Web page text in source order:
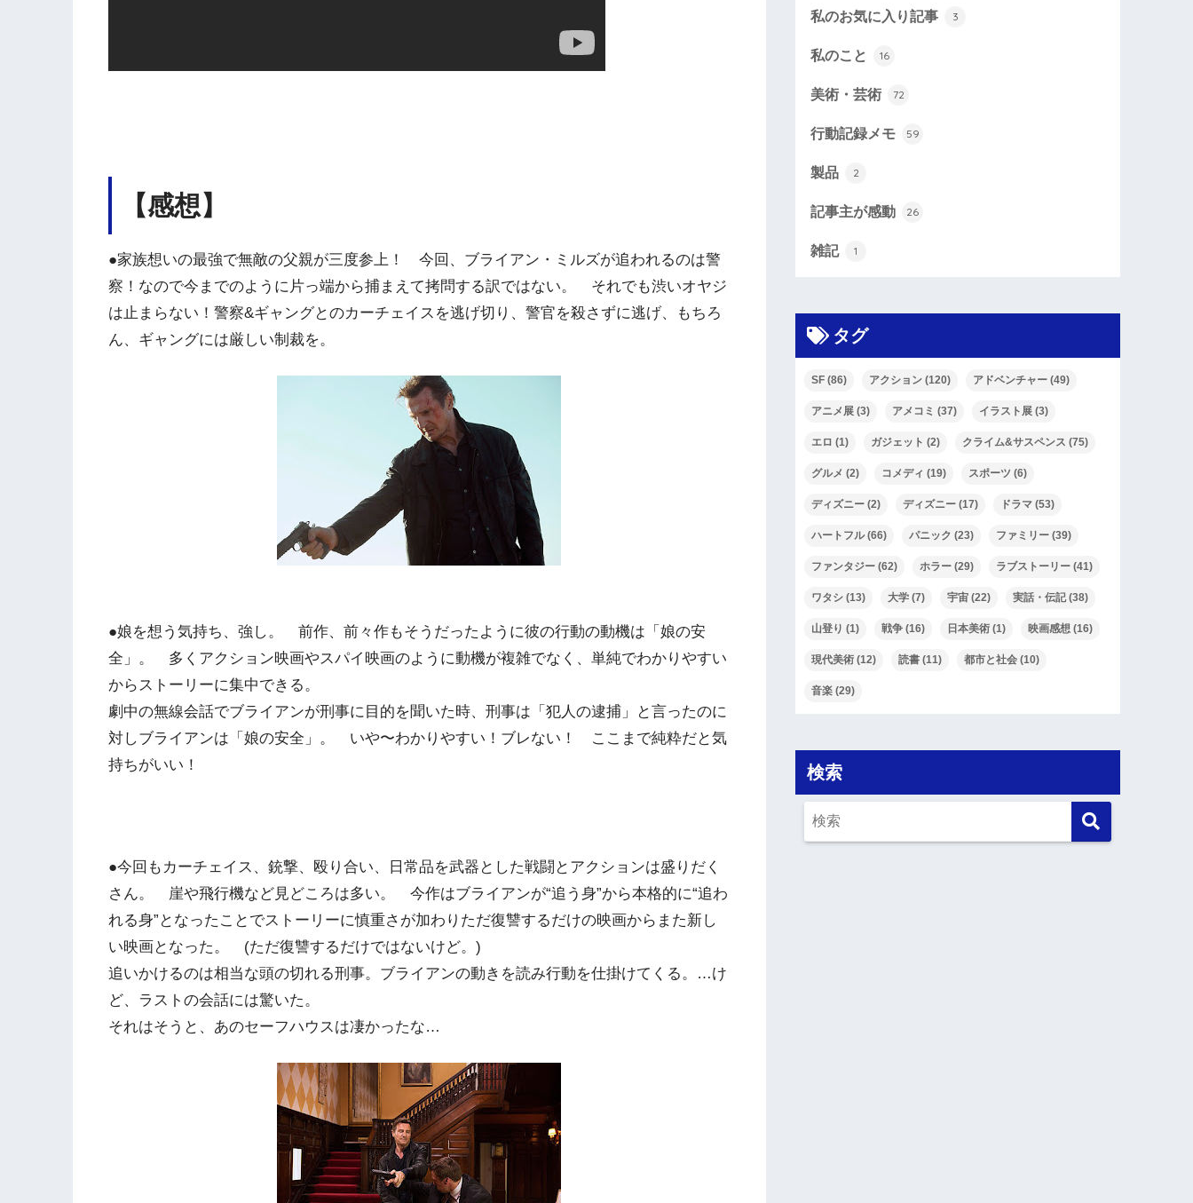
【感想】
●家族想いの最強で無敵の父親が三度参上！ 今回、ブライアン・ミルズが追われるのは警
察！なので今までのように片っ端から捕まえて拷問する訳ではない。 それでも渋いオヤジ
は止まらない！警察&ギャングとのカーチェイスを逃げ切り、警官を殺さずに逃げ、もちろ
ん、ギャングには厳しい制裁を。
●娘を想う気持ち、強し。 前作、前々作もそうだったように彼の行動の動機は「娘の安
全」。 多くアクション映画やスパイ映画のように動機が複雑でなく、単純でわかりやすい
からストーリーに集中できる。
劇中の無線会話でブライアンが刑事に目的を聞いた時、刑事は「犯人の逮捕」と言ったのに
対しブライアンは「娘の安全」。 いや〜わかりやすい！ブレない！ ここまで純粋だと気
持ちがいい！
●今回もカーチェイス、銃撃、殴り合い、日常品を武器とした戦闘とアクションは盛りだく
さん。 崖や飛行機など見どころは多い。 今作はブライアンが“追う身”から本格的に“追わ
れる身”となったことでストーリーに慎重さが加わりただ復讐するだけの映画からまた新し
い映画となった。 (ただ復讐するだけではないけど。)
追いかけるのは相当な頭の切れる刑事。ブライアンの動きを読み行動を仕掛けてくる。…け
ど、ラストの会話には驚いた。
それはそうと、あのセーフハウスは凄かったな…
私のお気に入り記事 3
私のこと 16
美術・芸術 72
行動記録メモ 59
製品 2
記事主が感動 26
雑記 1
タグ
SF (86) アクション (120) アドベンチャー (49)
アニメ展 (3) アメコミ (37) イラスト展 (3)
エロ (1) ガジェット (2) クライム&サスペンス (75)
グルメ (2) コメディ (19) スポーツ (6)
ディズニー (2) ディズニー (17) ドラマ (53)
ハートフル(66) パニック (23) ファミリー (39)
ファンタジー (62) ホラー (29) ラブストーリー (41)
ワタシ (13) 大学 (7) 宇宙 (22) 実話・伝記(38)
山登り (1) 戦争 (16) 日本美術 (1) 映画感想 (16)
現代美術 (12) 読書 (11) 都市と社会 (10)
音楽 (29)
検索